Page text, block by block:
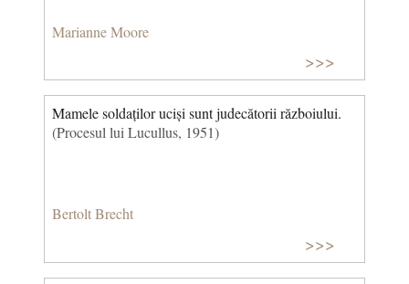
Marianne Moore
>>>
Mamele soldaților uciși sunt judecătorii războiului.
(Procesul lui Lucullus, 1951)
Bertolt Brecht
>>>